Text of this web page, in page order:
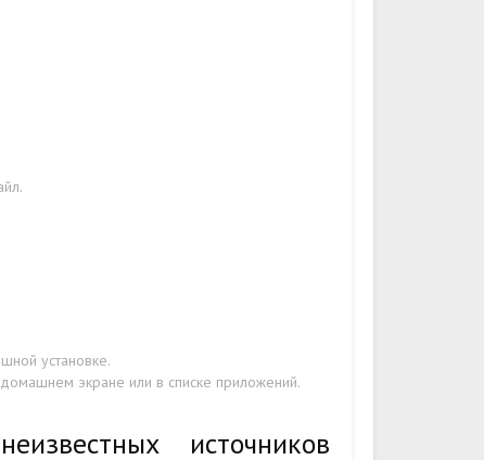
установке.
экране или в списке приложений.
источников